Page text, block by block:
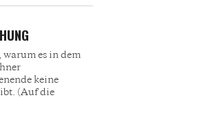
es in dem
keine
(Auf die